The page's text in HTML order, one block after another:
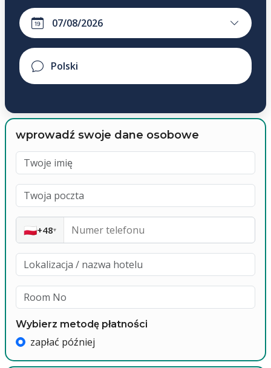
wprowadź swoje dane osobowe
🇵🇱+48▾
Wybierz metodę płatności
zapłać później